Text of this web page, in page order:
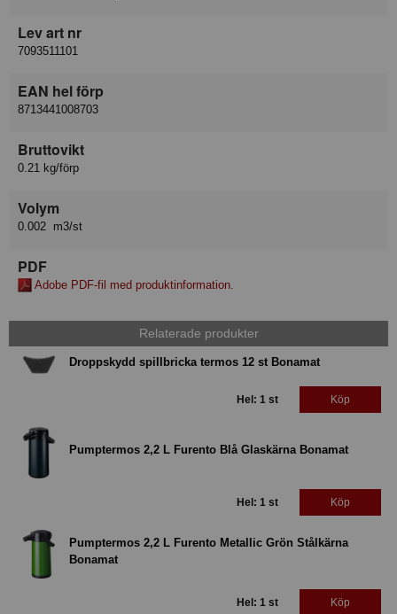
Lev art nr
7093511101
EAN hel förp
8713441008703
Bruttovikt
0.21 kg/förp
Volym
0.002 m3/st
PDF
Adobe PDF-fil med produktinformation.
Relaterade produkter
Droppskydd spillbricka termos 12 st Bonamat
Hel: 1 st Köp
Pumptermos 2,2 L Furento Blå Glaskärna Bonamat
Hel: 1 st Köp
Pumptermos 2,2 L Furento Metallic Grön Stålkärna
Bonamat
Hel: 1 st Köp